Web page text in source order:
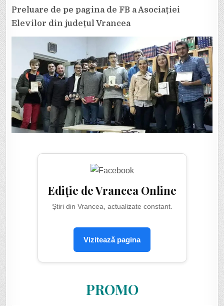
Preluare de pe pagina de FB a Asociației
Elevilor din județul Vrancea
Ediție de Vrancea Online
Știri din Vrancea, actualizate constant.
Vizitează pagina
PROMO